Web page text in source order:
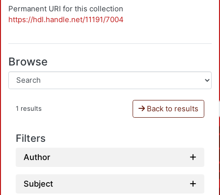
Permanent URI for this collection
https://hdl.handle.net/11191/7004
Browse
1 results Back to results
Filters
Author
Subject